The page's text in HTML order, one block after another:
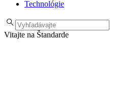
Technológie
Vitajte na Štandarde